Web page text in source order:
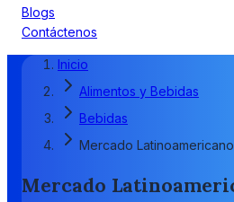
Blogs
Contáctenos
Inicio
Alimentos y Bebidas
Bebidas
Mercado
Mercado